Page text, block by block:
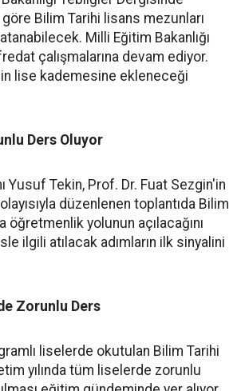
göre Bilim Tarihi lisans mezunları
Milli Eğitim Bakanlığı
çalışmalarına devam ediyor.
lise kademesine ekleneceği
Ders Oluyor
Yusuf Tekin, Prof. Dr. Fuat Sezgin'in
düzenlenen toplantıda Bilim
öğretmenlik yolunun açılacağını
ilgili atılacak adımların ilk sinyalini
Zorunlu Ders
liselerde okutulan Bilim Tarihi
yılında tüm liselerde zorunlu